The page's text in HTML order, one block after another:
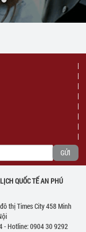
QUỐC TẾ AN PHÚ
thị Times City 458 Minh
- Hotline: 0904 30 9292